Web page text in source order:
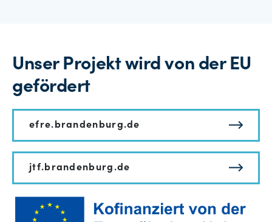
Unser Projekt wird von der EU
gefördert
efre.brandenburg.de
jtf.brandenburg.de